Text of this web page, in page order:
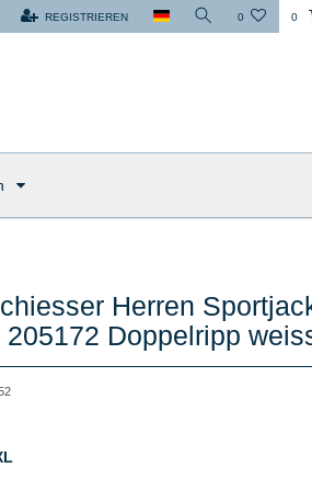
REGISTRIEREN 0 0
Herren
205172 Doppelripp